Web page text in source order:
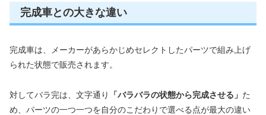
完成車との大きな違い
完成車は、メーカーがあらかじめセレクトしたパーツで組み上げ
られた状態で販売されます。
対してバラ完は、文字通り 「バラバラの状態から完成させる」 た
め、パーツの一つ一つを自分のこだわりで選べる点が最大の違い